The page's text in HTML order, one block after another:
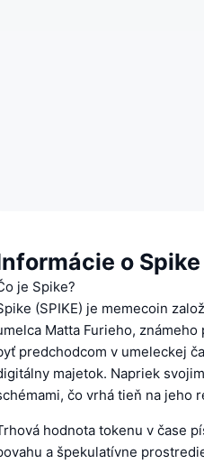
o Spike
je Spike?
(SPIKE) je memecoin
Matta Furieho,
predchodcom v umeleckej
majetok. Napriek
čo vrhá tieň na jeho
hodnota tokenu v čase
a špekulatívne